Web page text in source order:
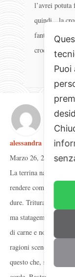
l’avrei potuta
quindi…la
croccante al
alessandra
Marzo 26, 2017
La terrina nasce
rendere commestibili
dure. Triturare e
ma statagemmi messi
di carne e non e’ in
ragioni scenografiche
questo che, secondo